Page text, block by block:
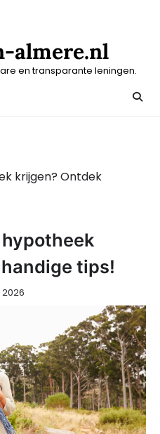
almere.nl
en transparante leningen.
krijgen? Ontdek
hypotheek
tips!
2026